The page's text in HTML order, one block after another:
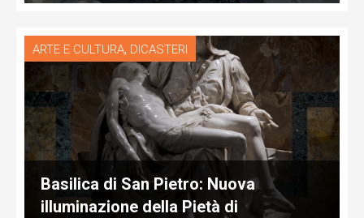
ARTE E CULTURA, DICASTERI
Basilica di San Pietro: Nuova
illuminazione della Pietà di